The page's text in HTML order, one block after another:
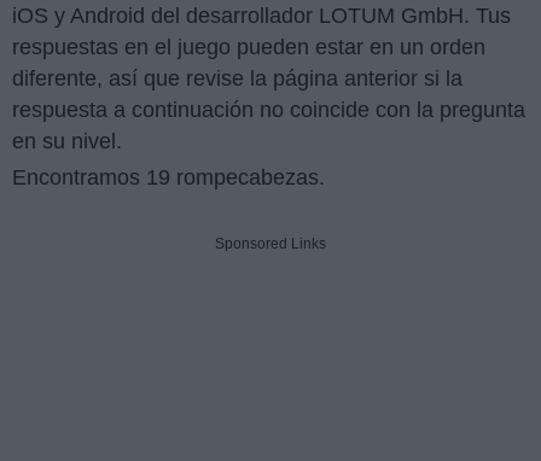
iOS y Android del desarrollador LOTUM GmbH. Tus
respuestas en el juego pueden estar en un orden
diferente, así que revise la página anterior si la
respuesta a continuación no coincide con la pregunta
en su nivel.
Encontramos 19 rompecabezas.
Sponsored Links